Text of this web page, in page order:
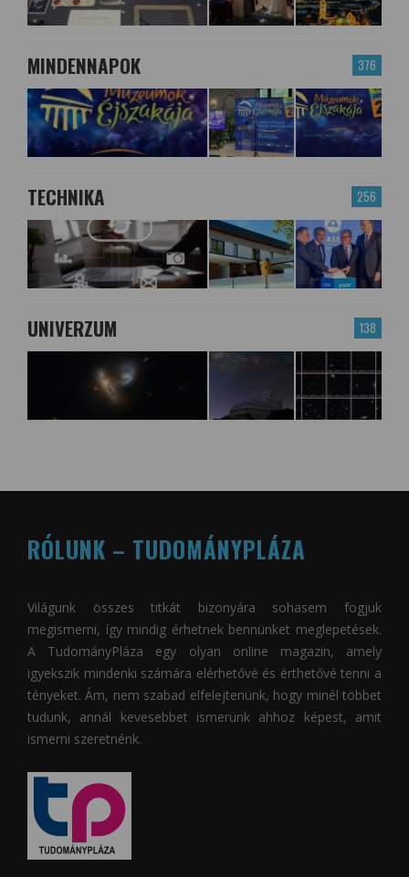
376
MINDENNAPOK
256
TECHNIKA
138
UNIVERZUM
RÓLUNK – TUDOMÁNYPLÁZA
Világunk összes titkát bizonyára sohasem fogjuk
megismerni, így mindig érhetnek bennünket meglepetések.
A TudományPláza egy olyan online magazin, amely
igyekszik mindenki számára elérhetővé és érthetővé tenni a
tényeket. Ám, nem szabad elfelejtenünk, hogy minél többet
tudunk, annál kevesebbet ismerünk ahhoz képest, amit
ismerni szeretnénk.